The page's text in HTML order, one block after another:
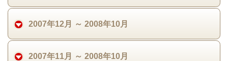
2007年12月 ～ 2008年10月
2007年11月 ～ 2008年10月